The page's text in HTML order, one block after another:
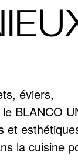
éviers,
BLANCO
et
la cuisine